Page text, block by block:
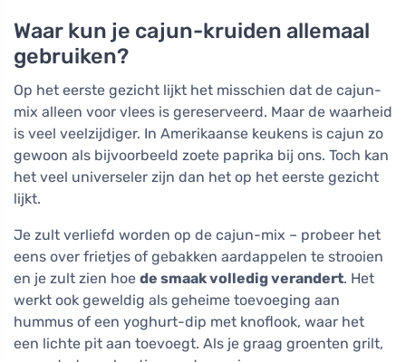
Waar kun je cajun-kruiden allemaal
gebruiken?
Op het eerste gezicht lijkt het misschien dat de cajun-
mix alleen voor vlees is gereserveerd. Maar de waarheid
is veel veelzijdiger. In Amerikaanse keukens is cajun zo
gewoon als bijvoorbeeld zoete paprika bij ons. Toch kan
het veel universeler zijn dan het op het eerste gezicht
lijkt.
Je zult verliefd worden op de cajun-mix – probeer het
eens over frietjes of gebakken aardappelen te strooien
en je zult zien hoe de smaak volledig verandert. Het
werkt ook geweldig als geheime toevoeging aan
hummus of een yoghurt-dip met knoflook, waar het
een lichte pit aan toevoegt. Als je graag groenten grilt,